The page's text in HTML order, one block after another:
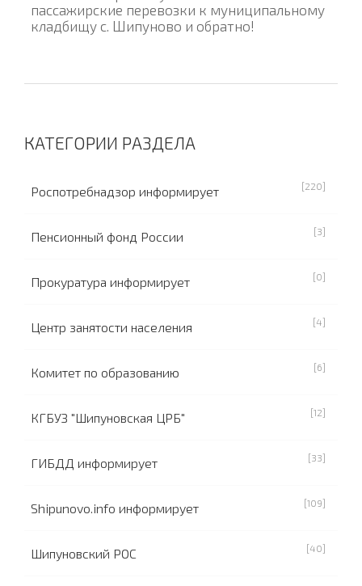
пассажирские перевозки к муниципальному
кладбищу с. Шипуново и обратно!
КАТЕГОРИИ РАЗДЕЛА
Роспотребнадзор информирует [220]
Пенсионный фонд России [3]
Прокуратура информирует [0]
Центр занятости населения [4]
Комитет по образованию [6]
КГБУЗ "Шипуновская ЦРБ" [12]
ГИБДД информирует [33]
Shipunovo.info информирует [109]
Шипуновский РОС [40]